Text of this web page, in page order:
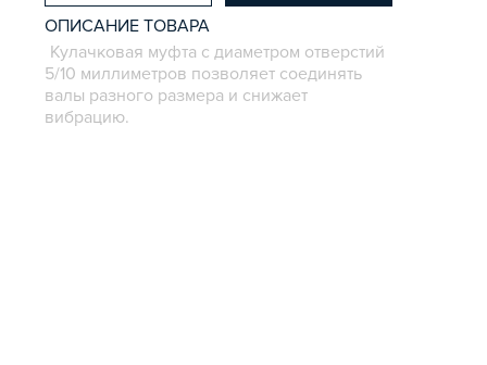
ОПИСАНИЕ ТОВАРА
Кулачковая муфта с диаметром отверстий
5/10 миллиметров позволяет соединять
валы разного размера и снижает
вибрацию.